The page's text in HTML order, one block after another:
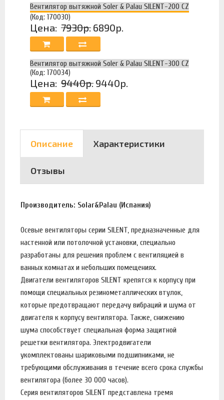
Вентилятор вытяжной Soler & Palau SILENT-200 CZ
(Код: 170030)
Цена: 7930р. 6890р.
Вентилятор вытяжной Soler & Palau SILENT-300 CZ
(Код: 170034)
Цена: 9440р. 9440р.
Описание Характеристики
Отзывы
Производитель: Solar&Palau (Испания)
Осевые вентиляторы серии SILENT, предназначенные для
настенной или потолочной установки, специально
разработаны для решения проблем с вентиляцией в
ванных комнатах и небольших помещениях.
Двигатели вентиляторов SILENT крепятся к корпусу при
помощи специальных резинометаллических втулок,
которые предотвращают передачу вибраций и шума от
двигателя к корпусу вентилятора. Также, снижению
шума способствует специальная форма защитной
решетки вентилятора. Электродвигатели
укомплектованы шариковыми подшипниками, не
требующими обслуживания в течение всего срока службы
вентилятора (более 30 000 часов).
Серия вентиляторов SILENT представлена тремя